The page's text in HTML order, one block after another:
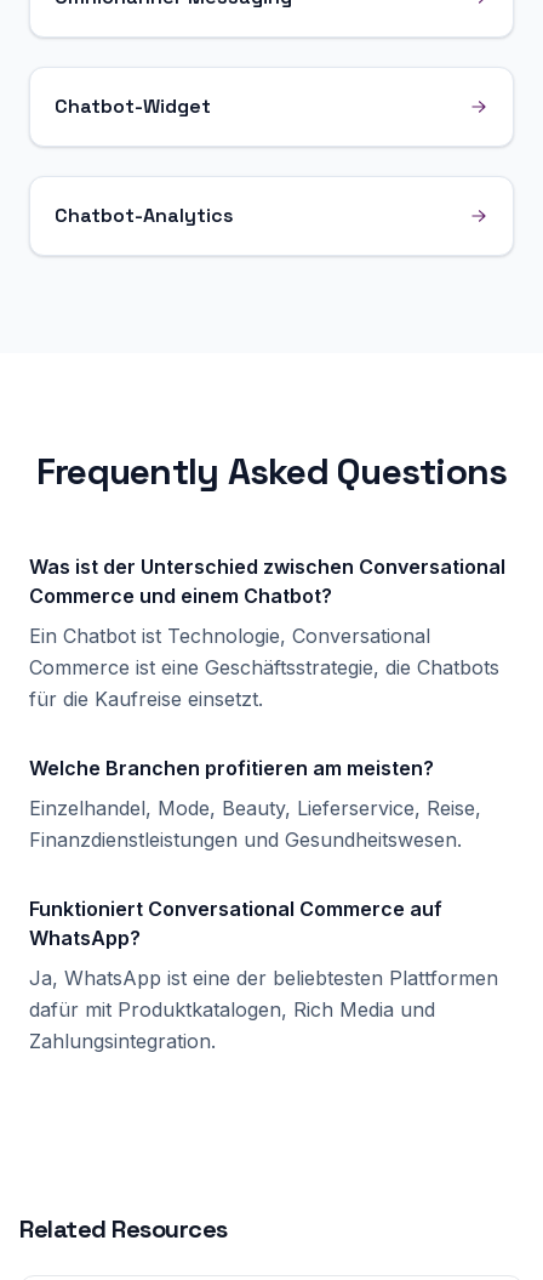
Chatbot-Widget
Chatbot-Analytics
Frequently Asked Questions
Was ist der Unterschied zwischen Conversational
Commerce und einem Chatbot?
Ein Chatbot ist Technologie, Conversational
Commerce ist eine Geschäftsstrategie, die Chatbots
für die Kaufreise einsetzt.
Welche Branchen profitieren am meisten?
Einzelhandel, Mode, Beauty, Lieferservice, Reise,
Finanzdienstleistungen und Gesundheitswesen.
Funktioniert Conversational Commerce auf
WhatsApp?
Ja, WhatsApp ist eine der beliebtesten Plattformen
dafür mit Produktkatalogen, Rich Media und
Zahlungsintegration.
Related Resources